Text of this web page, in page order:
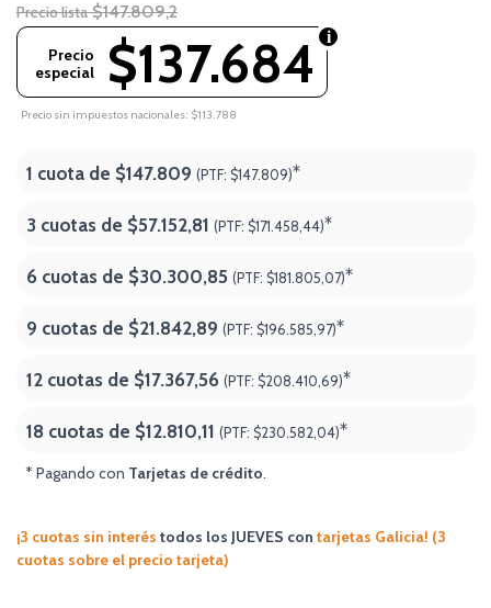
Precio lista $147.809,2
$137.684
Precio
especial
Precio sin impuestos nacionales: $113.788
1 cuota de $147.809 (PTF: $147.809)*
3 cuotas de $57.152,81 (PTF: $171.458,44)*
6 cuotas de $30.300,85 (PTF: $181.805,07)*
9 cuotas de $21.842,89 (PTF: $196.585,97)*
12 cuotas de $17.367,56 (PTF: $208.410,69)*
18 cuotas de $12.810,11 (PTF: $230.582,04)*
* Pagando con Tarjetas de crédito.
¡3 cuotas sin interés todos los JUEVES con tarjetas Galicia! (3
cuotas sobre el precio tarjeta)